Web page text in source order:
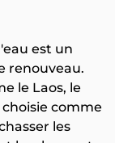
est un
renouveau.
le Laos, le
comme
les